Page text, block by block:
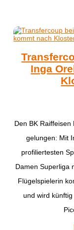
Inga
Den BK
gelungen: Mit
profiliertesten
Damen Superliga
Flügelspielerin
und wird